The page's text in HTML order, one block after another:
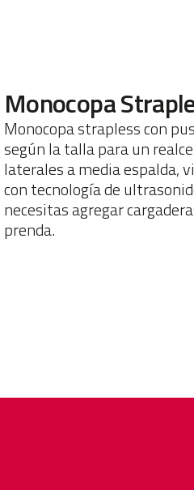
Monocopa
Monocopa strapless con
según la talla para un
laterales a media espalda,
con tecnología de
necesitas agregar
prenda.